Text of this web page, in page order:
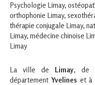
Psychologie Limay,
orthophonie Limay,
thérapie conjugale Limay,
Limay, médecine chinoise
Limay
La ville de Limay, de
département Yvelines et à